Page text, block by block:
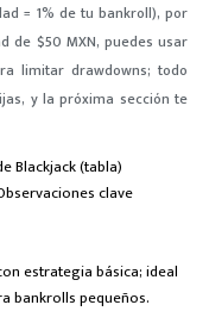
= 1% de tu bankroll), por
de $50 MXN, puedes usar
limitar drawdowns; todo
y la próxima sección te
Blackjack (tabla)
clave
estrategia básica; ideal
bankrolls pequeños.